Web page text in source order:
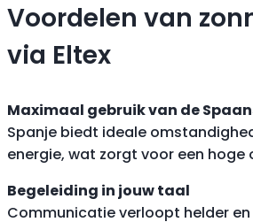
Voordelen van
via Eltex
Maximaal gebruik van de
Spanje biedt ideale
energie, wat zorgt voor een hoge
Begeleiding in jouw taal
Communicatie verloopt helder